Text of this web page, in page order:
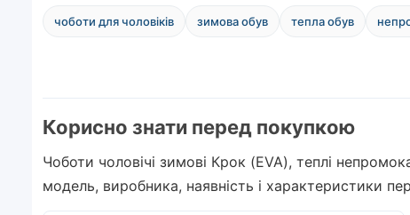
чоботи для чоловіків зимова обув тепла обув
Корисно знати перед покупкою
Чоботи чоловічі зимові Крок (EVA), теплі
модель, виробника, наявність і характеристики